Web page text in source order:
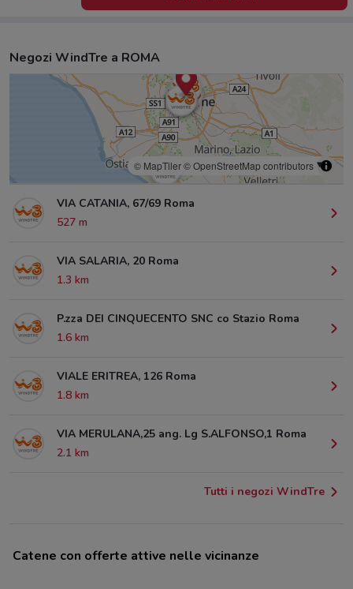
Negozi WindTre a ROMA
© MapTiler© OpenStreetMap contributors
VIA CATANIA, 67/69 Roma
527 m
VIA SALARIA, 20 Roma
1.3 km
P.zza DEI CINQUECENTO SNC co Stazio Roma
1.6 km
VIALE ERITREA, 126 Roma
1.8 km
VIA MERULANA,25 ang. Lg S.ALFONSO,1 Roma
2.1 km
Tutti i negozi WindTre
Catene con offerte attive nelle vicinanze